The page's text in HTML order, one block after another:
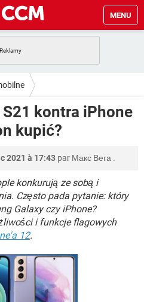
MENU
WHATSAPP
NETFLIX
FACEBOOK
TIKTOK
WHATSAPP
NETFLIX
FACEBOOK
TIKTOK
FACEBOOK
TIKTOK
WHATSAPP
NETFLIX
FACEBOOK
TIKTOK
WHATSAPP
NETFLIX
kontra iPhone
kupić?
2021 à 17:43 par Макс Вега .
konkurują ze sobą i
Często pada pytanie: który
Galaxy czy iPhone?
i funkcje flagowych
12.